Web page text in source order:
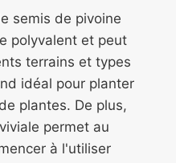
semis de pivoine
polyvalent et peut
terrains et types
idéal pour planter
plantes. De plus,
permet au
à l'utiliser